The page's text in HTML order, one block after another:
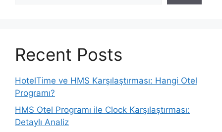
Recent Posts
HotelTime ve HMS Karşılaştırması: Hangi Otel
Programı?
HMS Otel Programı ile Clock Karşılaştırması:
Detaylı Analiz